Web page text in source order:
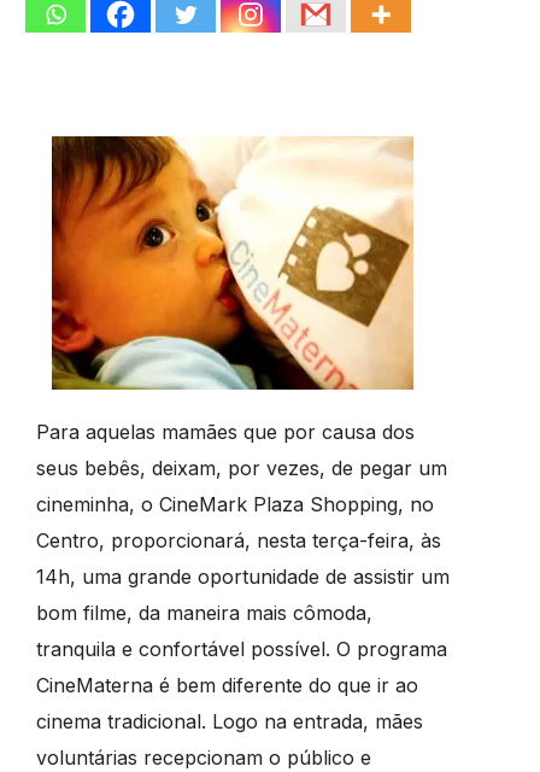
Para aquelas mamães que por causa dos
seus bebês, deixam, por vezes, de pegar um
cineminha, o CineMark Plaza Shopping, no
Centro, proporcionará, nesta terça-feira, às
14h, uma grande oportunidade de assistir um
bom filme, da maneira mais cômoda,
tranquila e confortável possível. O programa
CineMaterna é bem diferente do que ir ao
cinema tradicional. Logo na entrada, mães
voluntárias recepcionam o público e